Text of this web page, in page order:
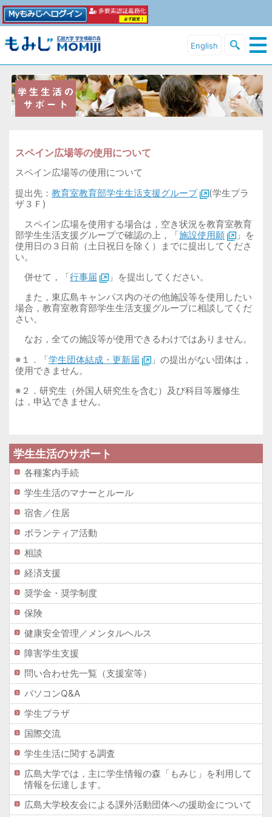
English
スペイン広場等の使用について
スペイン広場等の使用について
提出先： 教育室教育部学生生活支援グループ (学生プラ
ザ３Ｆ )
スペイン広場を使用する場合は，空き状況を教育室教育
部学生生活支援グループで確認の上，「施設使用願
」を
使用日の３日前（土日祝日を除く）までに提出してくださ
い。
併せて，「行事届
」を提出してください。
また，東広島キャンパス内のその他施設等を使用したい
場合，教育室教育部学生生活支援グループに相談してくだ
さい。
なお，全ての施設等が使用できるわけではありません。
※１．「学生団体結成・更新届
」の提出がない団体は，
使用できません。
※２．研究生（外国人研究生を含む）及び科目等履修生
は，申込できません。
学生生活のサポート
各種案内手続
学生生活のマナーとルール
宿舎／住居
ボランティア活動
相談
経済支援
奨学金・奨学制度
保険
健康安全管理／メンタルヘルス
障害学生支援
問い合わせ先一覧（支援室等）
パソコンQ&A
学生プラザ
国際交流
学生生活に関する調査
広島大学では，主に学生情報の森「もみじ」を利用して
情報を伝達します。
広島大学校友会による課外活動団体への援助金について